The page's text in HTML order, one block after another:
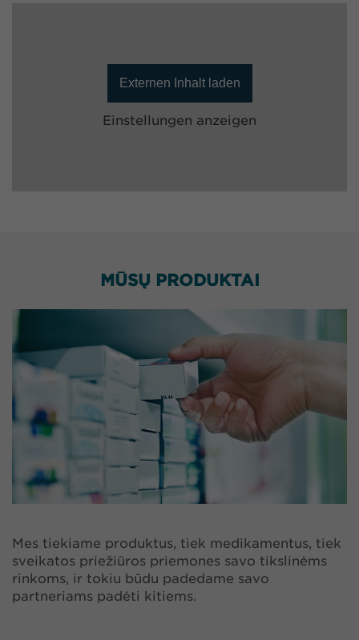
Externen Inhalt laden
Einstellungen anzeigen
MŪSŲ PRODUKTAI
Mes tiekiame produktus, tiek medikamentus, tiek
sveikatos priežiūros priemones savo tikslinėms
rinkoms, ir tokiu būdu padedame savo
partneriams padėti kitiems.